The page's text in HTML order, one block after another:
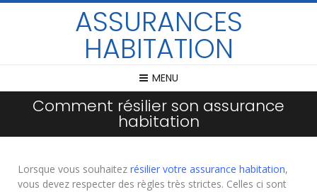
ASSURANCES
HABITATION
MENU
Comment résilier son assurance
habitation
Lorsque vous souhaitez résilier votre assurance habitation,
vous devez respecter des règles très strictes. Celles ci sont